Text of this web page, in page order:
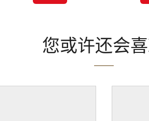
您或许还会